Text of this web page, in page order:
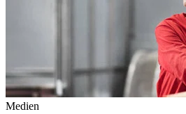
Medien